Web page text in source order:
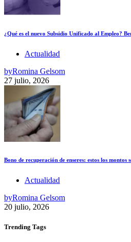
¿Qué es el nuevo Subsidio Unificado al Empleo?
Actualidad
byRomina Gelsom
27 julio, 2026
Bono de recuperación de enseres: estos los montos
Actualidad
byRomina Gelsom
20 julio, 2026
Trending Tags